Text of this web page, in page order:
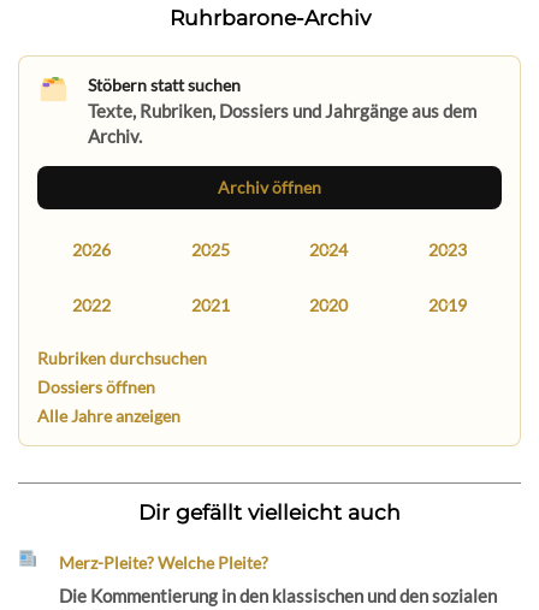
Ruhrbarone-Archiv
Stöbern statt suchen
Texte, Rubriken, Dossiers und Jahrgänge aus dem
Archiv.
Archiv öffnen
2026 2025 2024 2023
2022 2021 2020 2019
Rubriken durchsuchen
Dossiers öffnen
Alle Jahre anzeigen
Dir gefällt vielleicht auch
Merz-Pleite? Welche Pleite?
Die Kommentierung in den klassischen und den sozialen